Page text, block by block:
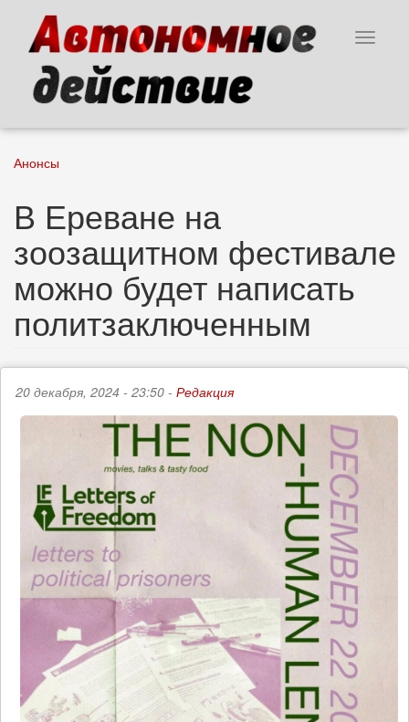
основному
содержанию
Toggle
Анонсы
В Ереване на
зоозащитном фестивале
можно будет написать
политзаключенным
20 декабря, 2024 - 23:50 - Редакция